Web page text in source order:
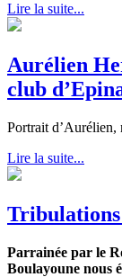
Lire la suite...
Aurélien
club
Portrait d’Aurélien,
Lire la suite...
Tribulations
Parrainée par le
Boulayoune nous